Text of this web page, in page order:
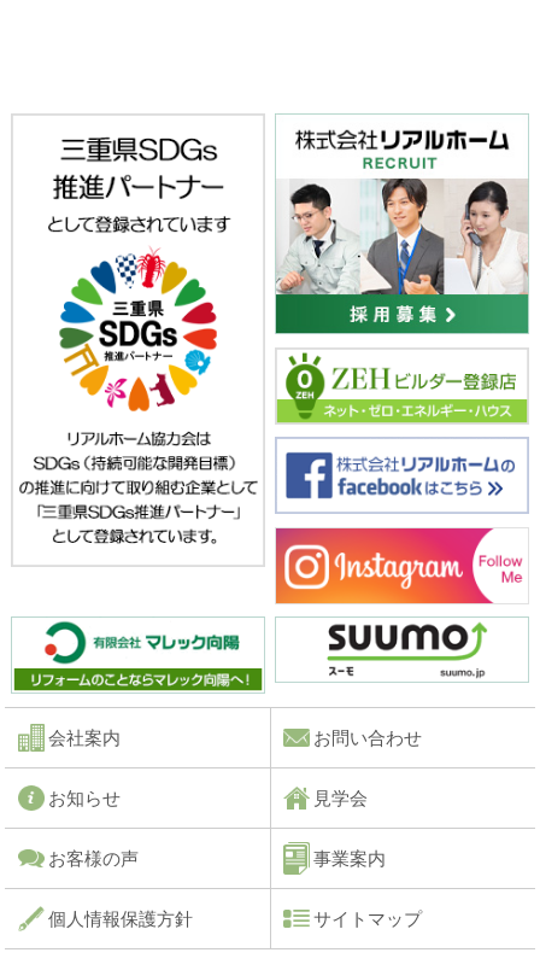
会社案内 お問い合わせ
お知らせ 見学会
お客様の声 事業案内
個人情報保護方針 サイトマップ